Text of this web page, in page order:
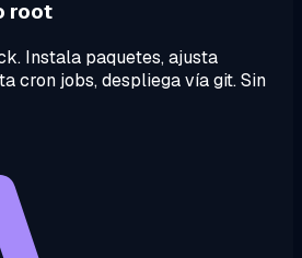
root
Instala paquetes, ajusta
cron jobs, despliega vía git. Sin